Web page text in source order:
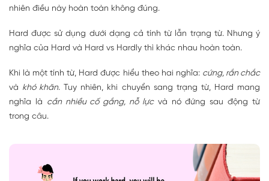
nhiên điều này hoàn toàn không đúng.
Hard được sử dụng dưới dạng cả tính từ lẫn trạng từ. Nhưng ý
nghĩa của Hard và Hard vs Hardly thì khác nhau hoàn toàn.
Khi là một tính từ, Hard được hiểu theo hai nghĩa: cứng, rắn chắc
và khó khăn. Tuy nhiên, khi chuyển sang trạng từ, Hard mang
nghĩa là cần nhiều cố gắng, nỗ lựcvà nó đứng sau động từ
trong câu.